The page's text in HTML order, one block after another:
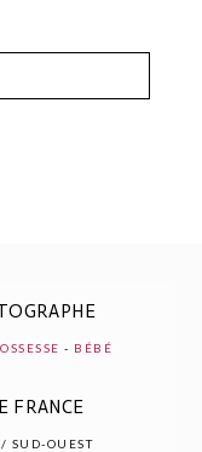
*
- BÉBÉ
FRANCE
SUD-OUEST